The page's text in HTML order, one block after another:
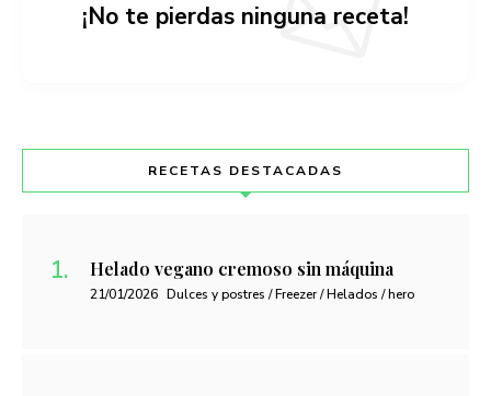
¡No te pierdas ninguna receta!
RECETAS DESTACADAS
Helado vegano cremoso sin máquina
21/01/2026 Dulces y postres / Freezer / Helados / hero